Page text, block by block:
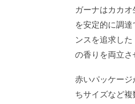
ガーナはカカ
を安定的に調
ンスを追求し
の香りを両立さ
赤いパッケージ
ちサイズなど